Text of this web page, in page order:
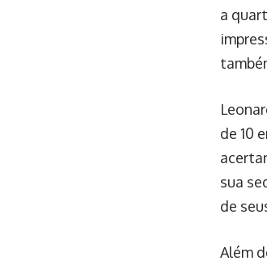
a
de 10
sua
de
Além